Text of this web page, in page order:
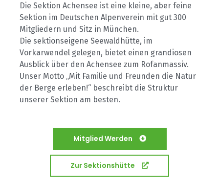
Die Sektion Achensee ist eine kleine, aber feine
Sektion im Deutschen Alpenverein mit gut 300
Mitgliedern und Sitz in München.
Die sektionseigene Seewaldhütte, im
Vorkarwendel gelegen, bietet einen grandiosen
Ausblick über den Achensee zum Rofanmassiv.
Unser Motto „Mit Familie und Freunden die Natur
der Berge erleben!“ beschreibt die Struktur
unserer Sektion am besten.
Mitglied Werden
Zur Sektionshütte